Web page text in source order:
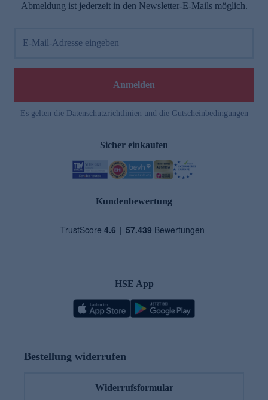
Abmeldung ist jederzeit in den Newsletter-E-Mails möglich.
E-Mail-Adresse eingeben
Anmelden
Es gelten die Datenschutzrichtlinien und die Gutscheinbedingungen
Sicher einkaufen
Kundenbewertung
HSE App
Bestellung widerrufen
Widerrufsformular